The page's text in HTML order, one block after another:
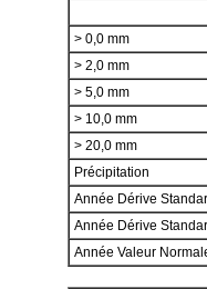
> 0,0 mm
> 2,0 mm
> 5,0 mm
> 10,0 mm
> 20,0 mm
Précipitation
Année Dérive
Année Dérive
Année Valeur